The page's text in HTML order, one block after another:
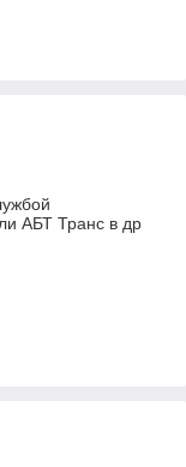
АБТ Транс в др